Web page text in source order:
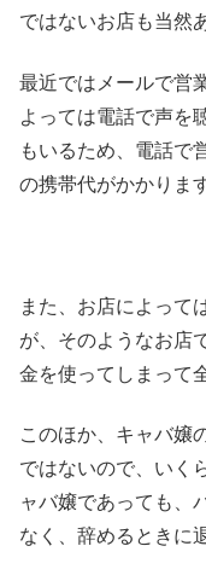
ではないお店も当然
最近ではメールで営
よっては電話で声を
もいるため、電話で
の携帯代がかかりま
また、お店によって
が、そのようなお店
金を使ってしまって
このほか、キャバ嬢
ではないので、いく
ャバ嬢であっても、
なく、辞めるときに